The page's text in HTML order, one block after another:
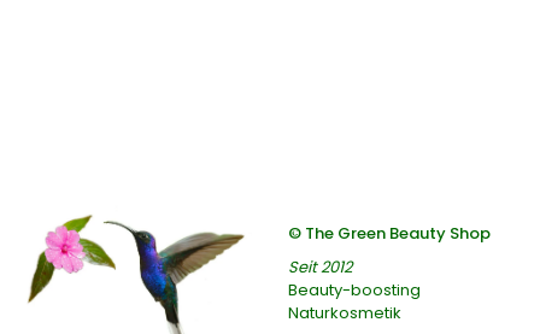
© The Green Beauty Shop
Seit 2012
Beauty-boosting
Naturkosmetik